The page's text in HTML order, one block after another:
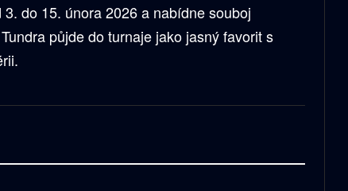
do 15. února 2026 a nabídne souboj
půjde do turnaje jako jasný favorit s